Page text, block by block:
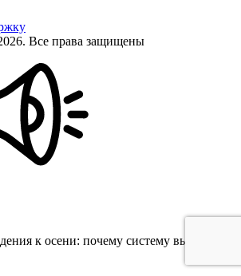
Все права защищены
к осени: почему систему выгоднее